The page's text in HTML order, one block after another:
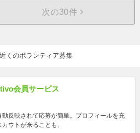
次の30件
くのボランティア募集
会員サービス
反映されて応募が簡単。プロフィールを充
ウトが来ることも。